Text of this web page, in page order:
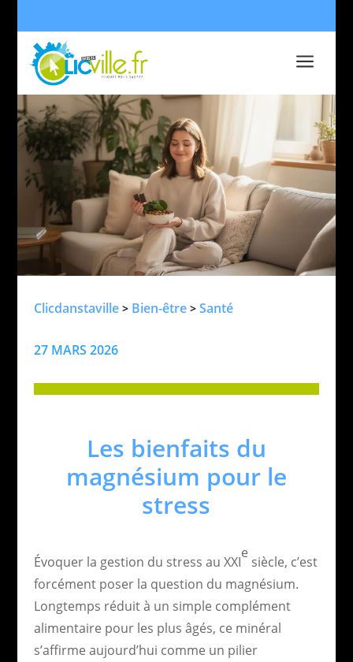
a
Clicdanstaville> Bien-être> Santé
27 MARS 2026
Les bienfaits du
magnésium pour le
stress
Évoquer la gestion du stress au XXI
e
siècle, c’est
forcément poser la question du magnésium.
Longtemps réduit à un simple complément
alimentaire pour les plus âgés, ce minéral
s’affirme aujourd’hui comme un pilier